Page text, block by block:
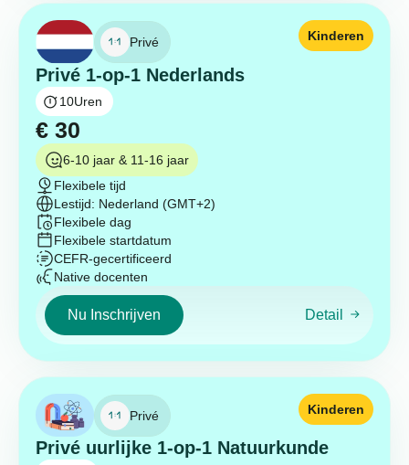
Privé
Privé 1-op-1 Nederlands
10Uren
Kinderen
€ 30
6-10 jaar & 11-16 jaar
Flexibele tijd
Lestijd: Nederland (GMT+2)
Flexibele dag
Flexibele startdatum
CEFR-gecertificeerd
Native docenten
Nu Inschrijven Detail
Privé
Privé uurlijke 1-op-1 Natuurkunde
Kinderen